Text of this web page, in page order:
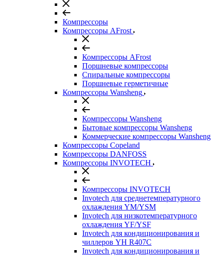
Компрессоры
Компрессоры AFrost
Компрессоры AFrost
Поршневые компрессоры
Спиральные компрессоры
Поршневые герметичные
Компрессоры Wansheng
Компрессоры Wansheng
Бытовые компрессоры Wansheng
Коммерческие компрессоры Wansheng
Компрессоры Copeland
Компрессоры DANFOSS
Компрессоры INVOTECH
Компрессоры INVOTECH
Invotech для среднетемпературного
охлаждения YM/YSM
Invotech для низкотемпературного
охлаждения YF/YSF
Invotech для кондиционирования и
чиллеров YH R407C
Invotech для кондиционирования и